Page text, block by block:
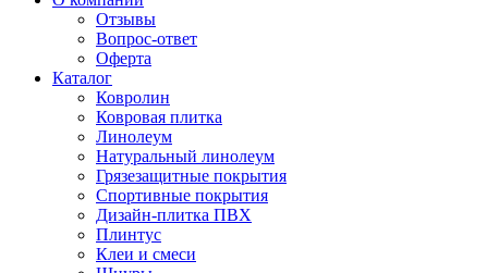
Отзывы
Вопрос-ответ
Оферта
Каталог
Ковролин
Ковровая плитка
Линолеум
Натуральный линолеум
Грязезащитные покрытия
Спортивные покрытия
Дизайн-плитка ПВХ
Плинтус
Клеи и смеси